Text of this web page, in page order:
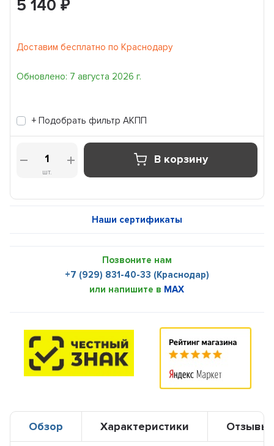
5 140₽
Доставим бесплатно по Краснодару
Обновлено: 7 августа 2026 г.
+ Подобрать фильтр АКПП
шт.
В корзину
Наши сертификаты
Позвоните нам
+7 (929) 831-40-33 (Краснодар)
или напишите в MAX
Обзор Характеристики Отзывы